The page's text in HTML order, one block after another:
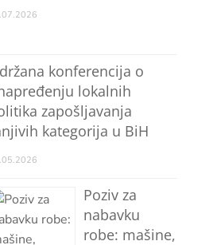
konferencija o
lokalnih
zapošljavanja
kategorija u BiH
Poziv za
nabavku
robe: mašine,